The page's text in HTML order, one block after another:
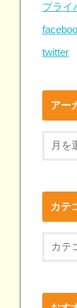
プライ
twitter
アー
カテ